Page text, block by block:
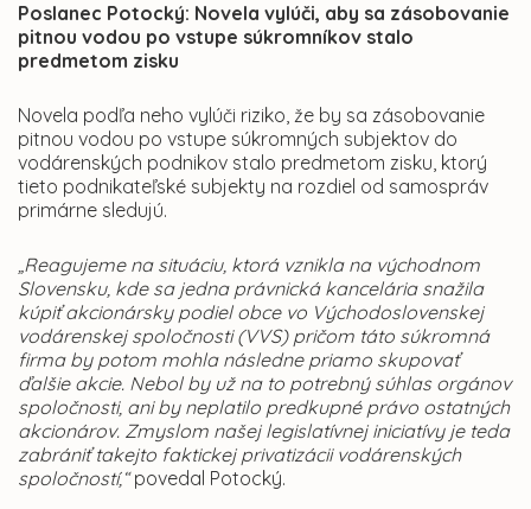
Poslanec Potocký: Novela vylúči, aby sa zásobovanie
pitnou vodou po vstupe súkromníkov stalo
predmetom zisku
Novela podľa neho vylúči riziko, že by sa zásobovanie
pitnou vodou po vstupe súkromných subjektov do
vodárenských podnikov stalo predmetom zisku, ktorý
tieto podnikateľské subjekty na rozdiel od samospráv
primárne sledujú.
„Reagujeme na situáciu, ktorá vznikla na východnom
Slovensku, kde sa jedna právnická kancelária snažila
kúpiť akcionársky podiel obce vo Východoslovenskej
vodárenskej spoločnosti (VVS) pričom táto súkromná
firma by potom mohla následne priamo skupovať
ďalšie akcie. Nebol by už na to potrebný súhlas orgánov
spoločnosti, ani by neplatilo predkupné právo ostatných
akcionárov. Zmyslom našej legislatívnej iniciatívy je teda
zabrániť takejto faktickej privatizácii vodárenských
spoločností,“povedal Potocký.